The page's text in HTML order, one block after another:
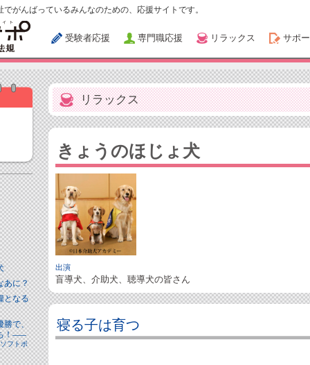
がんばっているみんなのための、応援サイトです。
受験者応援 専門職応援 リラックス サポ
あに？
となる
勝で、
！――
フトボ
リラックス
きょうのほじょ犬
出演
盲導犬、介助犬、聴導犬の皆さん
寝る子は育つ